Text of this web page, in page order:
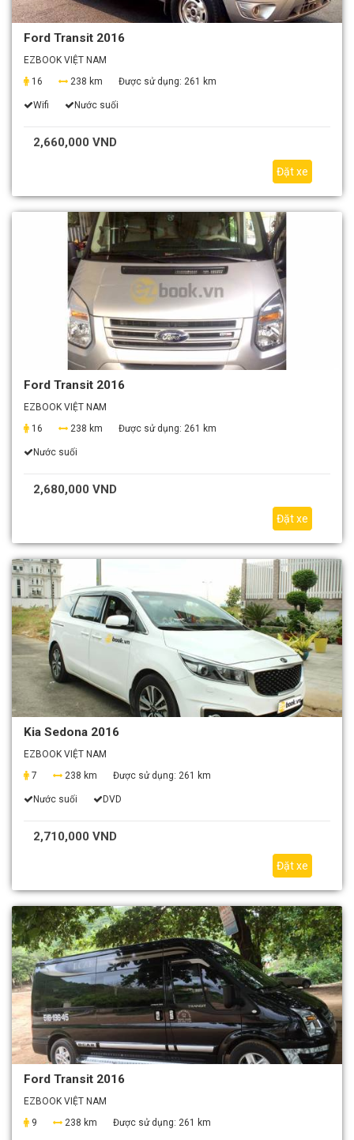
Ford Transit 2016
EZBOOK VIỆT NAM
16
238 km Được sử dụng: 261 km
Wifi Nước suối
2,660,000 VND
Đặt xe
Ford Transit 2016
EZBOOK VIỆT NAM
16
238 km Được sử dụng: 261 km
Nước suối
2,680,000 VND
Đặt xe
Kia Sedona 2016
EZBOOK VIỆT NAM
7
238 km Được sử dụng: 261 km
Nước suối DVD
2,710,000 VND
Đặt xe
Ford Transit 2016
EZBOOK VIỆT NAM
9
238 km Được sử dụng: 261 km